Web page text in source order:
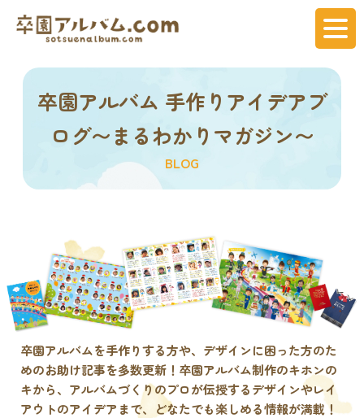
卒園アルバム 手作りアイデアブ
ログ〜まるわかりマガジン〜
BLOG
卒園アルバムを手作りする方や、デザインに困った方のた
めのお助け記事を多数更新！卒園アルバム制作のキホンの
キから、アルバムづくりのプロが伝授するデザインやレイ
アウトのアイデアまで、どなたでも楽しめる情報が満載！